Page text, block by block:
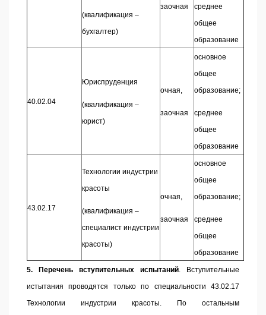
(квалификация –
бухгалтер)
заочная
среднее
общее
образование
40.02.04
Юриспруденция
(квалификация –
юрист)
очная,
заочная
основное
общее
образование;
среднее
общее
образование
43.02.17
Технологии индустрии
красоты
(квалификация –
специалист индустрии
красоты)
очная,
заочная
основное
общее
образование;
среднее
общее
образование
5. Перечень вступительных испытаний.
Вступительные
истытания проводятся только по специальности 43.02.17
Технологии индустрии красоты. По остальным